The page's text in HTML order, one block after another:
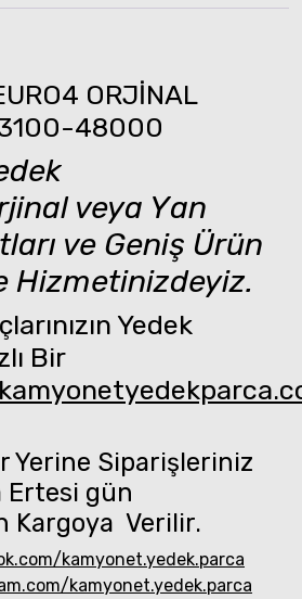
ORJİNAL
48000
veya Yan
ve Geniş Ürün
Hizmetinizdeyiz.
Yedek
Bir
Yerine Siparişleriniz
Ertesi gün
Kargoya Verilir.
kamyonet.yedek.parca
kamyonet.yedek.parca